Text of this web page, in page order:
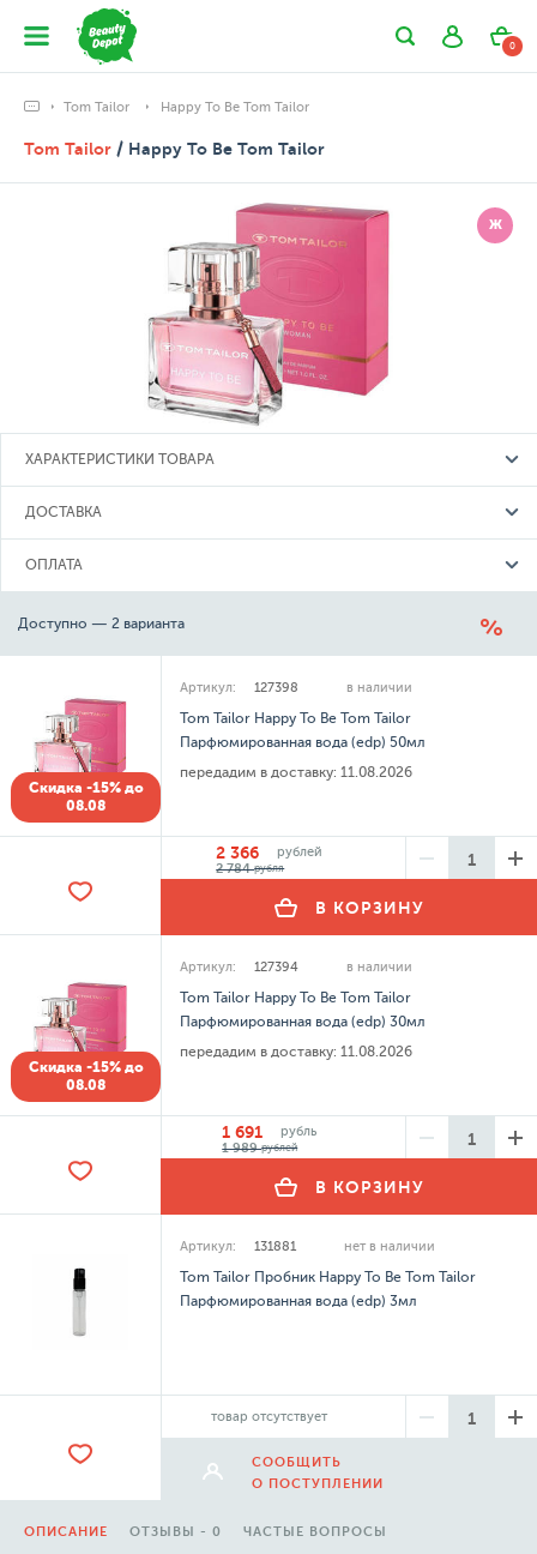
0
Tom Tailor Happy To Be Tom Tailor
Tom Tailor / Happy To Be Tom Tailor
Ж
ХАРАКТЕРИСТИКИ ТОВАРА
ДОСТАВКА
ОПЛАТА
Доступно — 2 варианта
Скидка -15% до
08.08
Артикул: 127398 в наличии
Tom Tailor Happy To Be Tom Tailor
Парфюмированная вода (edp) 50мл
передадим в доставку: 11.08.2026
2 366
рублей
2 784рубля
В КОРЗИНУ
Скидка -15% до
08.08
Артикул: 127394 в наличии
Tom Tailor Happy To Be Tom Tailor
Парфюмированная вода (edp) 30мл
передадим в доставку: 11.08.2026
1 691
рубль
1 989рублей
В КОРЗИНУ
Артикул: 131881 нет в наличии
Tom Tailor Пробник Happy To Be Tom Tailor
Парфюмированная вода (edp) 3мл
товар отсутствует
СООБЩИТЬ
О ПОСТУПЛЕНИИ
ОПИСАНИЕ ОТЗЫВЫ - 0 ЧАСТЫЕ ВОПРОСЫ